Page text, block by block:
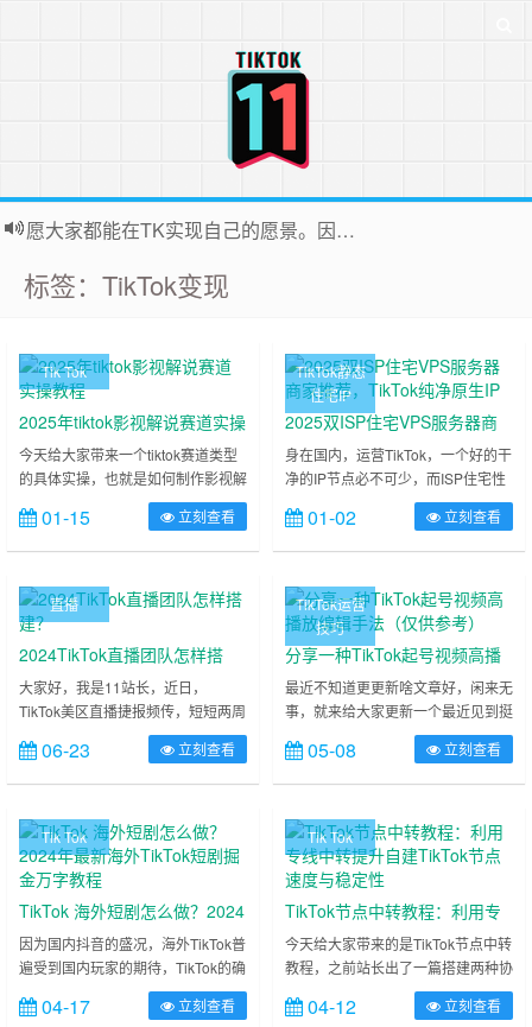
愿大家都能在TK实现自己的愿景。因为站长平时很忙，后台联系投稿无法全部回复，十分抱歉
标签：TikTok变现
Tik Tok
2025年tiktok影视解说赛道实操
教程
今天给大家带来一个tiktok赛道类型
的具体实操，也就是如何制作影视解
说类的tiktok视频，干货图文演示，
教你如何从0到1剪出一个优秀的原
创解说作品。为什么要做tiktok影视
然8月份起大多数平台包括tiktok影视
切片赛道都受到了很严峻的限制，轻
则遭遇流量限制，重则收益被回收。
对于之前在影视切片赛道大量布局的
我们……
01-15 立刻查看
TikTok静态
住宅IP
2025双ISP住宅VPS服务器商
家推荐，TikTok纯净原生IP
身在国内，运营TikTok，一个好的干
净的IP节点必不可少，而ISP住宅性
质的节点算是较为干净的一种，运营
下来实际效果也好于常规的IP节点，
关于IP相关的一些知识，何为住宅
IP，可以回看站长之前写的一篇文章
什么是IP？运营TikTok国际版抖音需
要知道的IP知识，简单来说ISP性质
的IP风险占比相对较低，消除代理网
络特征……
01-02 立刻查看
直播
2024TikTok直播团队怎样搭
建？
大家好，我是11站长，近日，
TikTok美区直播捷报频传，短短两周
时间！5月31日，美国顶流美妆网红
“Jeffree Star”，带货直播单场GMV
创记录，销售额达到66.5万美元（约
日，@simplymandys就以单场73.7
万美元（约534.6万人民币）的GMV
打破了Jeffree Star的带货记录。6月
1……
06-23 立刻查看
TikTok运营
技巧
分享一种TikTok起号视频高播
放编辑手法（仅供参考）
最近不知道更更新啥文章好，闲来无
事，就来给大家更新一个最近见到挺
多人用的视频手法吧，据说播放量还
行，之前还有人拿来做中视频，不知
道现在还行不行当然，即使过中视频
仅做分享参考，不对实际效果打包
票，具体效果以实际测试为准最近热
门的TikTok起号视频编辑手法-分屏
大家如果账号在卡播放或是起号失败
准备弃号时可以尝试这种视频编
辑……
05-08 立刻查看
Tik Tok
TikTok 海外短剧怎么做？2024
年最新海外TikTok短剧掘金万
字教程
因为国内抖音的盛况，海外TikTok普
遍受到国内玩家的期待，TikTok的确
是一个流量蓝海，不断有很多朋友涌
入渴望在里面掘金，渴望一夜暴富，
04-17 立刻查看
Tik Tok
TikTok节点中转教程：利用专
线中转提升自建TikTok节点速
度与稳定性
今天给大家带来的是TikTok节点中转
教程，之前站长出了一篇搭建两种协
议节点的教程，在评论区有朋友想让
站长出个中转节点的教程，也一直很
04-12 立刻查看